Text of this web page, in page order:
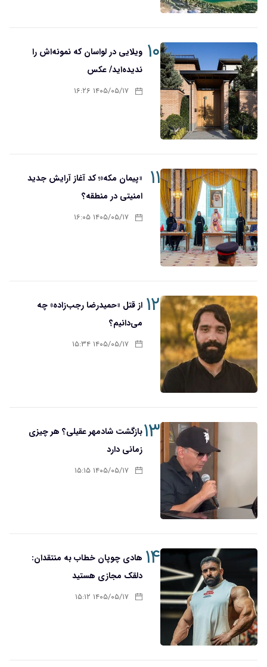
۱۰ ویلایی در لواسان که نمونه‌اش را
ندیده‌اید/ عکس
۱۴۰۵/۰۵/۱۷ ۱۶:۲۶
۱۱
«پیمان مکه»؛ کد آغاز آرایش جدید
امنیتی در منطقه؟
۱۴۰۵/۰۵/۱۷ ۱۶:۰۵
۱۲ از قتل «حمیدرضا رجب‌زاده» چه
می‌دانیم؟
۱۴۰۵/۰۵/۱۷ ۱۵:۳۴
۱۳بازگشت شادمهر عقیلی؟ هر چیزی
زمانی دارد
۱۴۰۵/۰۵/۱۷ ۱۵:۱۵
۱۴ هادی چوپان خطاب به منتقدان:
دلقک مجازی هستید
۱۴۰۵/۰۵/۱۷ ۱۵:۱۲